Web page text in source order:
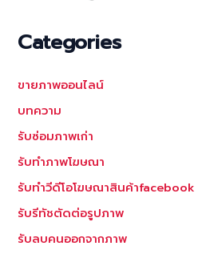
Categories
ขายภาพออนไลน์
บทความ
รับซ่อมภาพเก่า
รับทำภาพโฆษณา
รับทำวีดีโอโฆษณาสินค้าfacebook
รับรีทัชตัดต่อรูปภาพ
รับลบคนออกจากภาพ